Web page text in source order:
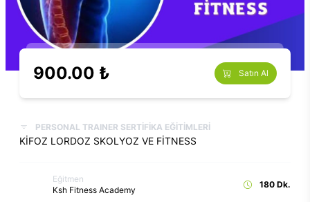
900.00 ₺ Satın Al
PERSONAL TRAINER SERTİFİKA EĞİTİMLERİ
KİFOZ LORDOZ SKOLYOZ VE FİTNESS
Eğitmen
Ksh Fitness Academy
180 Dk.